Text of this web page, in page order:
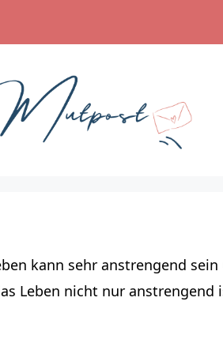
kann sehr anstrengend
Leben nicht nur